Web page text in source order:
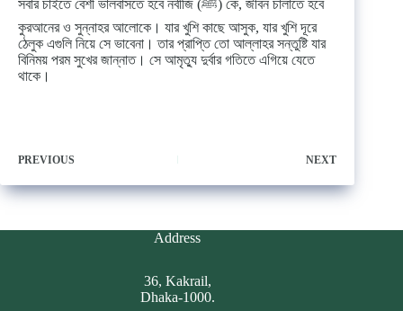
সবার চাইতে বেশী ভালবাসতে হবে নবীজি (ﷺ) কে, জীবন চালাতে হবে
কুরআনের ও সুন্নাহর আলোকে। যার খুশি কাছে আসুক, যার খুশি দূরে
ঠেলুক এগুলি নিয়ে সে ভাবেনা। তার প্রাপ্তি তো আল্লাহর সন্তুষ্টি যার
বিনিময় পরম সুখের জান্নাত। সে আমৃত্যু দুর্বার গতিতে এগিয়ে যেতে
থাকে।
PREVIOUS NEXT
Address
36, Kakrail,
Dhaka-1000.